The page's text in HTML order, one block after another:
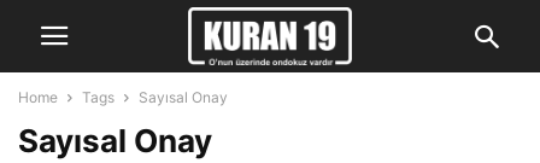
Home Tags Sayısal Onay
Sayısal Onay